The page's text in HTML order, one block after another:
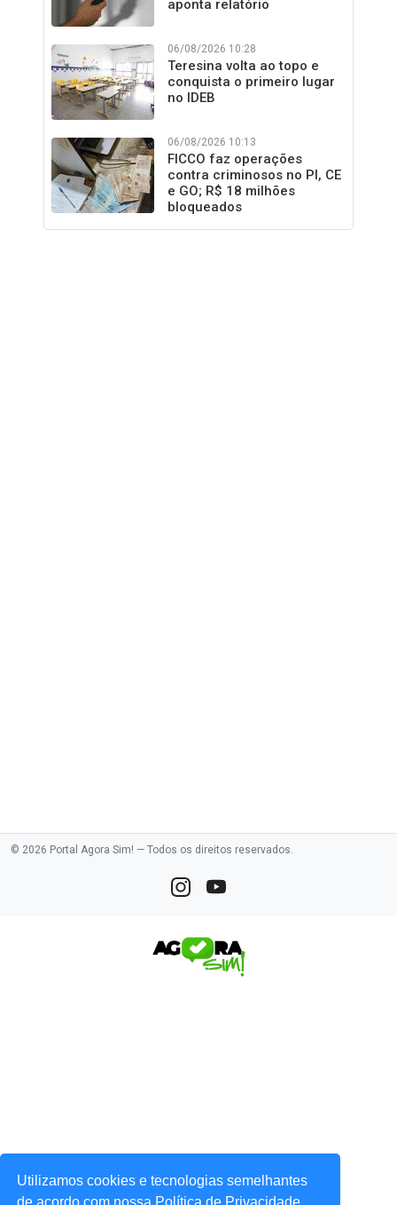
Utilizamos cookies e tecnologias semelhantes
de acordo com nossa Política de Privacidade,
aponta relatório
06/08/2026 10:28
Teresina volta ao topo e
conquista o primeiro lugar
no IDEB
06/08/2026 10:13
FICCO faz operações
contra criminosos no PI, CE
e GO; R$ 18 milhões
bloqueados
© 2026 Portal Agora Sim! — Todos os direitos reservados.